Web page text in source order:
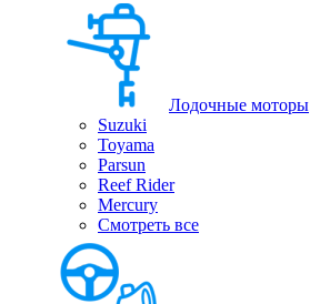
Лодочные моторы
Suzuki
Toyama
Parsun
Reef Rider
Mercury
Смотреть все